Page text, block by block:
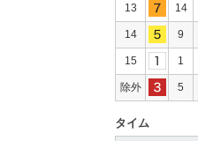
13 14
14 9
15 1
除外 5
タイム